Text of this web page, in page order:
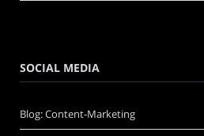
SOCIAL MEDIA
Blog: Content-Marketing